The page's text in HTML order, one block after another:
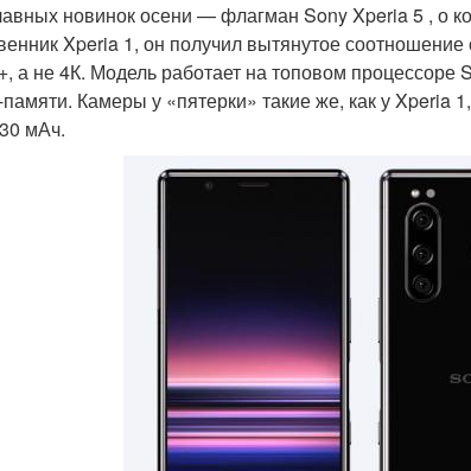
новинок осени — флагман Sony Xperia 5 , о
Xperia 1, он получил вытянутое
а не 4К. Модель работает на топовом процессоре
Камеры у «пятерки» такие же, как у Xperia
мАч.